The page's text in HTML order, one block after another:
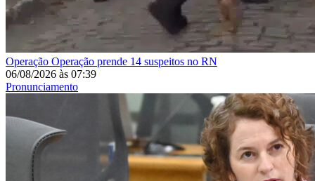
Operação Operação prende 14 suspeitos no RN
06/08/2026 às 07:39
Pronunciamento